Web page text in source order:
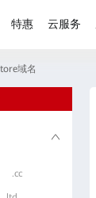
特惠 云服务
域名
.cc